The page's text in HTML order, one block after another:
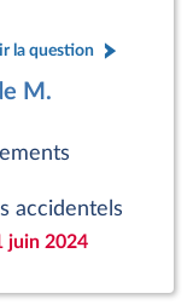
la question
M.
accidentels
juin 2024